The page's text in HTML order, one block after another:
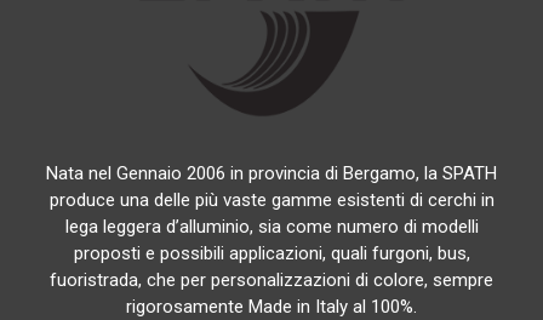
Nata nel Gennaio 2006 in provincia di Bergamo, la SPATH
produce una delle più vaste gamme esistenti di cerchi in
lega leggera d’alluminio, sia come numero di modelli
proposti e possibili applicazioni, quali furgoni, bus,
fuoristrada, che per personalizzazioni di colore, sempre
rigorosamente Made in Italy al 100%.